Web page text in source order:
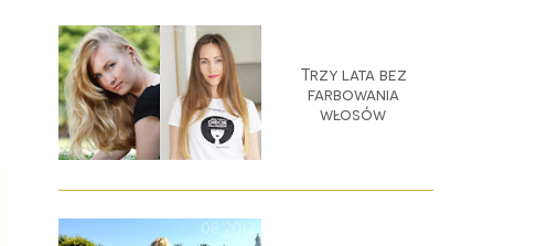
Trzy lata bez
farbowania
włosów